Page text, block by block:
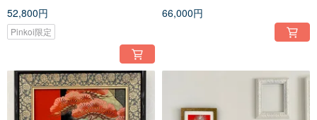
ート 壁掛け １点もの
52,800円
Pinkoi限定
japan
66,000円